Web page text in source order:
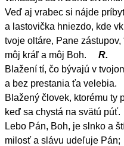
Veď aj vrabec si nájde
a lastovička hniezdo, kde
tvoje oltáre, Pane zástupov,
môj kráľ a môj Boh.
R.
Blažení tí, čo bývajú v
a bez prestania ťa velebia.
Blažený človek, ktorému ty
keď sa chystá na svätú púť.
Lebo Pán, Boh, je slnko a
milosť a slávu udeľuje Pán;